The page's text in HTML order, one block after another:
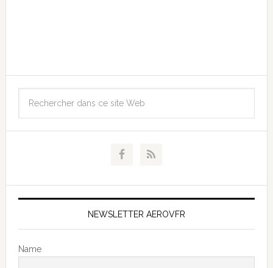
NEWSLETTER AEROVFR
Name